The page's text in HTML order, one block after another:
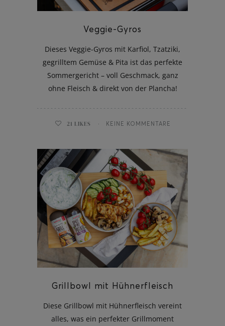
Veggie-Gyros
Dieses Veggie-Gyros mit Karfiol, Tzatziki,
gegrilltem Gemüse & Pita ist das perfekte
Sommergericht – voll Geschmack, ganz
ohne Fleisch & direkt von der Plancha!
21 LIKES KEINE KOMMENTARE
Grillbowl mit Hühnerfleisch
Diese Grillbowl mit Hühnerfleisch vereint
alles, was ein perfekter Grillmoment